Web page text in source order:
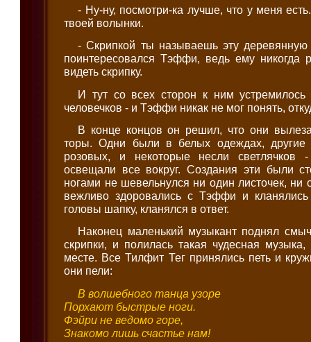
- Ну-ну, посмотри-ка лучше, что у меня
твоей волынки.
- Скрипкой ты называешь эту
поинтересовался Тэффи, ведь ему никогда
видеть скрипку.
И тут со всех сторон к ним устремилось
человечков - и Тэффи никак не мог понять,
В конце концов он решил, что они
торы. Одни были в белых одеждах,
розовых, и некоторые несли
освещали все вокруг. Создания эти были
ногами не шевельнулся ни один листочек, ни
вежливо здоровались с Тэффи и
головы шапку, кланялся в ответ.
Наконец маленький музыкант поднял
скрипки, и полилась такая чудесная
месте. Все Тилфит Тег принялись петь и
они пели:
В волшебного танца узоре
Порхают быстрые ноги.
Фэйри не ведомо горе,
Знакомо лишь счастье нам!